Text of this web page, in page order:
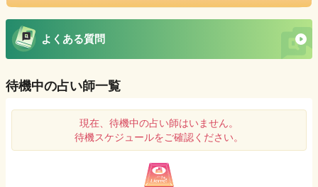
よくある質問
待機中の占い師一覧
現在、待機中の占い師はいません。
待機スケジュールをご確認ください。